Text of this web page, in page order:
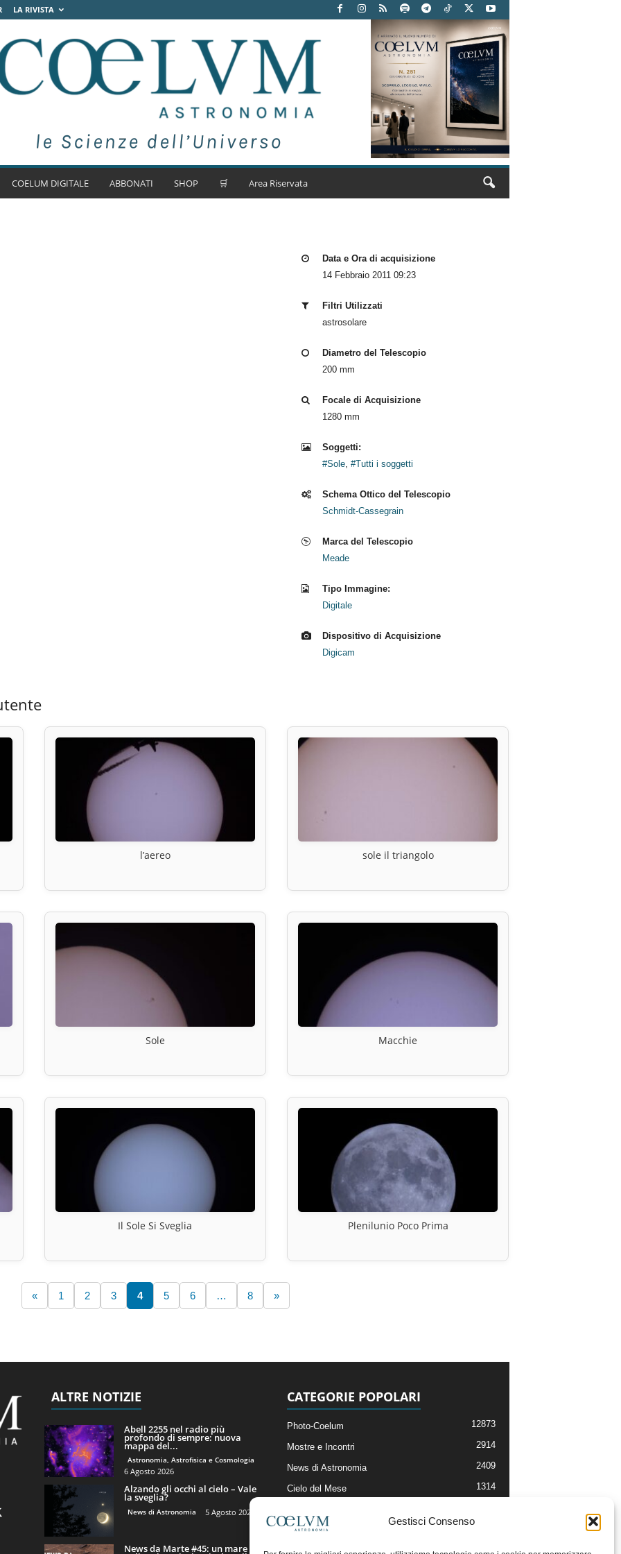
Gestisci Consenso
LA RIVISTA
COELUM DIGITALE ABBONATI SHOP 🛒 Area Riservata
Data e Ora di acquisizione
14 Febbraio 2011 09:23
Filtri Utilizzati
astrosolare
Diametro del Telescopio
200 mm
Focale di Acquisizione
1280 mm
Soggetti:
#Sole, #Tutti i soggetti
Schema Ottico del Telescopio
Schmidt-Cassegrain
Marca del Telescopio
Meade
Tipo Immagine:
Digitale
Dispositivo di Acquisizione
Digicam
l’aereo sole il triangolo
Sole Macchie
Il Sole Si Sveglia Plenilunio Poco Prima
« 1 2 3 4 5 6 … 8 »
ALTRE NOTIZIE
Abell 2255 nel radio più
profondo di sempre: nuova
mappa del...
Astronomia, Astrofisica e Cosmologia
6 Agosto 2026
Alzando gli occhi al cielo – Vale
la sveglia?
News di Astronomia 5 Agosto 2026
News da Marte #45: un mare di
CATEGORIE POPOLARI
Photo-Coelum 12873
Mostre e Incontri 2914
News di Astronomia 2409
Cielo del Mese 1314
Articoli e Risorse On-Line
Il Blog della Redazione